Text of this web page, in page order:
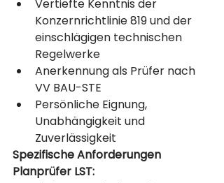
Vertiefte Kenntnis der
Konzernrichtlinie 819 und der
einschlägigen technischen
Regelwerke
Anerkennung als Prüfer nach
VV BAU-STE
Persönliche Eignung,
Unabhängigkeit und
Zuverlässigkeit
Spezifische Anforderungen
Planprüfer LST: